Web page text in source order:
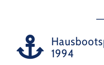
1994